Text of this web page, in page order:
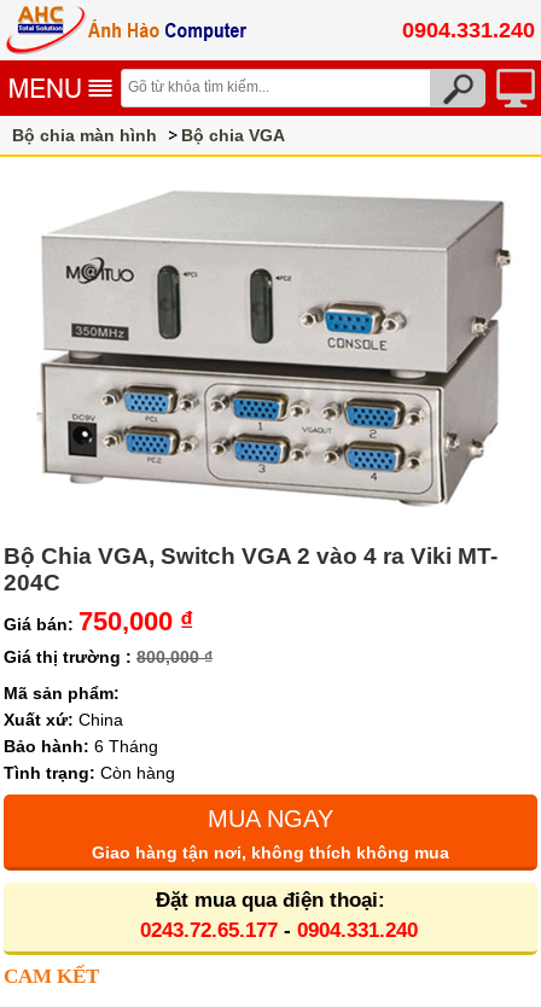
0904.331.240
Bộ chia màn hình Bộ chia VGA
Bộ Chia VGA, Switch VGA 2 vào 4 ra Viki MT-
204C
Giá bán: 750,000 ₫
Giá thị trường : 800,000 ₫
Mã sản phẩm:
Xuất xứ: China
Bảo hành: 6 Tháng
Tình trạng: Còn hàng
MUA NGAY
Giao hàng tận nơi, không thích không mua
Đặt mua qua điện thoại:
0243.72.65.177- 0904.331.240
CAM KẾT